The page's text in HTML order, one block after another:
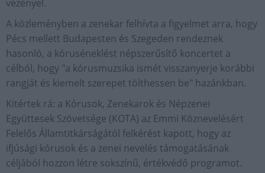
vezényel.
A közleményben a zenekar felhívta a figyelmet arra, hogy
Pécs mellett Budapesten és Szegeden rendeznek
hasonló, a kóruséneklést népszerűsítő koncertet a
célból, hogy "a kórusmuzsika ismét visszanyerje korábbi
rangját és kiemelt szerepet tölthessen be" hazánkban.
Kitértek rá: a Kórusok, Zenekarok és Népzenei
Együttesek Szövetsége (KOTA) az Emmi Köznevelésért
Felelős Államtitkárságától felkérést kapott, hogy az
ifjúsági kórusok és a zenei nevelés támogatásának
céljából hozzon létre sokszínű, értékvédő programot.